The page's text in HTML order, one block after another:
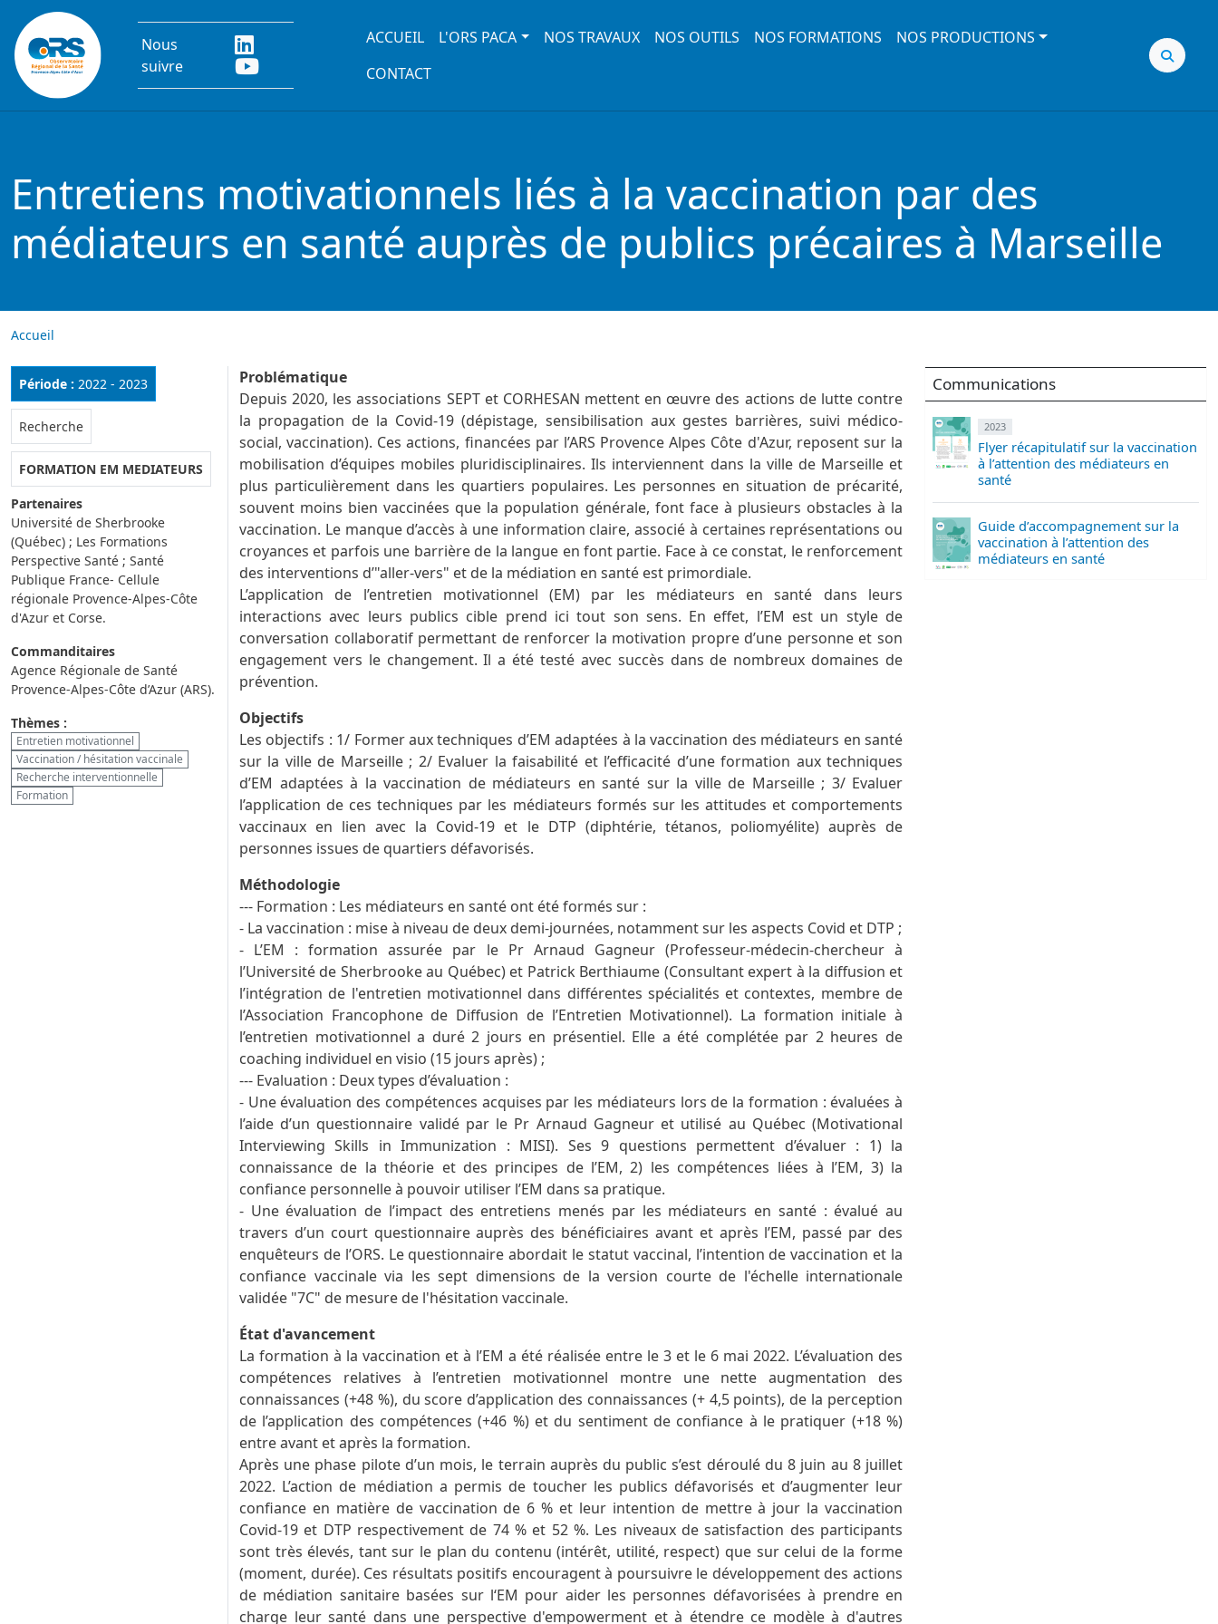
Aller au contenu principal
Nous
suivre
Main navigation
ACCUEIL L'ORS PACA NOS TRAVAUX NOS OUTILS NOS FORMATIONS
NOS PRODUCTIONS
CONTACT
Entretiens motivationnels liés à la vaccination par des
médiateurs en santé auprès de publics précaires à Marseille
Accueil
Période : 2022 - 2023
Rubrique :
Recherche
FORMATION EM MEDIATEURS
Partenaires
Université de Sherbrooke
(Québec) ; Les Formations
Perspective Santé ; Santé
Publique France- Cellule
régionale Provence-Alpes-Côte
d'Azur et Corse.
Commanditaires
Agence Régionale de Santé
Provence-Alpes-Côte d’Azur (ARS).
Thèmes :
Entretien motivationnel
Vaccination / hésitation vaccinale
Recherche interventionnelle
Formation
Problématique
Depuis 2020, les associations SEPT et CORHESAN mettent en œuvre des actions de lutte contre
la propagation de la Covid-19 (dépistage, sensibilisation aux gestes barrières, suivi médico-
social, vaccination). Ces actions, financées par l’ARS Provence Alpes Côte d'Azur, reposent sur la
mobilisation d’équipes mobiles pluridisciplinaires. Ils interviennent dans la ville de Marseille et
plus particulièrement dans les quartiers populaires. Les personnes en situation de précarité,
souvent moins bien vaccinées que la population générale, font face à plusieurs obstacles à la
vaccination. Le manque d’accès à une information claire, associé à certaines représentations ou
croyances et parfois une barrière de la langue en font partie. Face à ce constat, le renforcement
des interventions d’"aller-vers" et de la médiation en santé est primordiale.
L’application de l’entretien motivationnel (EM) par les médiateurs en santé dans leurs
interactions avec leurs publics cible prend ici tout son sens. En effet, l’EM est un style de
conversation collaboratif permettant de renforcer la motivation propre d’une personne et son
engagement vers le changement. Il a été testé avec succès dans de nombreux domaines de
prévention.
Objectifs
Les objectifs : 1/ Former aux techniques d’EM adaptées à la vaccination des médiateurs en santé
sur la ville de Marseille ; 2/ Evaluer la faisabilité et l’efficacité d’une formation aux techniques
d’EM adaptées à la vaccination de médiateurs en santé sur la ville de Marseille ; 3/ Evaluer
l’application de ces techniques par les médiateurs formés sur les attitudes et comportements
vaccinaux en lien avec la Covid-19 et le DTP (diphtérie, tétanos, poliomyélite) auprès de
personnes issues de quartiers défavorisés.
Méthodologie
--- Formation : Les médiateurs en santé ont été formés sur :
- La vaccination : mise à niveau de deux demi-journées, notamment sur les aspects Covid et DTP ;
- L’EM : formation assurée par le Pr Arnaud Gagneur (Professeur-médecin-chercheur à
l’Université de Sherbrooke au Québec) et Patrick Berthiaume (Consultant expert à la diffusion et
l’intégration de l'entretien motivationnel dans différentes spécialités et contextes, membre de
l’Association Francophone de Diffusion de l’Entretien Motivationnel). La formation initiale à
l’entretien motivationnel a duré 2 jours en présentiel. Elle a été complétée par 2 heures de
coaching individuel en visio (15 jours après) ;
--- Evaluation : Deux types d’évaluation :
- Une évaluation des compétences acquises par les médiateurs lors de la formation : évaluées à
l’aide d’un questionnaire validé par le Pr Arnaud Gagneur et utilisé au Québec (Motivational
Interviewing Skills in Immunization : MISI). Ses 9 questions permettent d’évaluer : 1) la
connaissance de la théorie et des principes de l’EM, 2) les compétences liées à l’EM, 3) la
confiance personnelle à pouvoir utiliser l’EM dans sa pratique.
- Une évaluation de l’impact des entretiens menés par les médiateurs en santé : évalué au
travers d’un court questionnaire auprès des bénéficiaires avant et après l’EM, passé par des
enquêteurs de l’ORS. Le questionnaire abordait le statut vaccinal, l’intention de vaccination et la
confiance vaccinale via les sept dimensions de la version courte de l'échelle internationale
validée "7C" de mesure de l'hésitation vaccinale.
État d'avancement
La formation à la vaccination et à l’EM a été réalisée entre le 3 et le 6 mai 2022. L’évaluation des
compétences relatives à l’entretien motivationnel montre une nette augmentation des
connaissances (+48 %), du score d’application des connaissances (+ 4,5 points), de la perception
de l’application des compétences (+46 %) et du sentiment de confiance à le pratiquer (+18 %)
entre avant et après la formation.
Après une phase pilote d’un mois, le terrain auprès du public s’est déroulé du 8 juin au 8 juillet
2022. L’action de médiation a permis de toucher les publics défavorisés et d’augmenter leur
confiance en matière de vaccination de 6 % et leur intention de mettre à jour la vaccination
Covid-19 et DTP respectivement de 74 % et 52 %. Les niveaux de satisfaction des participants
sont très élevés, tant sur le plan du contenu (intérêt, utilité, respect) que sur celui de la forme
(moment, durée). Ces résultats positifs encouragent à poursuivre le développement des actions
de médiation sanitaire basées sur l‘EM pour aider les personnes défavorisées à prendre en
charge leur santé dans une perspective d'empowerment et à étendre ce modèle à d'autres
Communications
2023
Flyer récapitulatif sur la vaccination
à l’attention des médiateurs en
santé
Guide d’accompagnement sur la
vaccination à l’attention des
médiateurs en santé